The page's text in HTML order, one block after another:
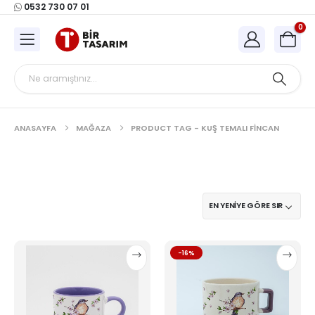
0532 730 07 01
0
ANASAYFA MAĞAZA PRODUCT TAG - KUŞ TEMALI FINCAN
varyasyonu
-16%
Bu
ürünün
varyasyonu